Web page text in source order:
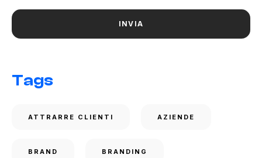
Tags
ATTRARRE CLIENTI AZIENDE
BRAND BRANDING